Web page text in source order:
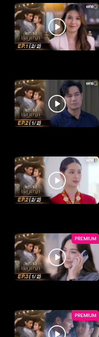
PREMIUM
PREMIUM